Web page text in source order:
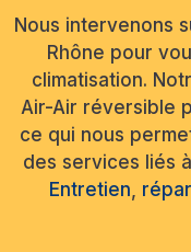
Nous intervenons
Rhône pour
climatisation.
Air-Air réversible
ce qui nous
des services liés
Entretien